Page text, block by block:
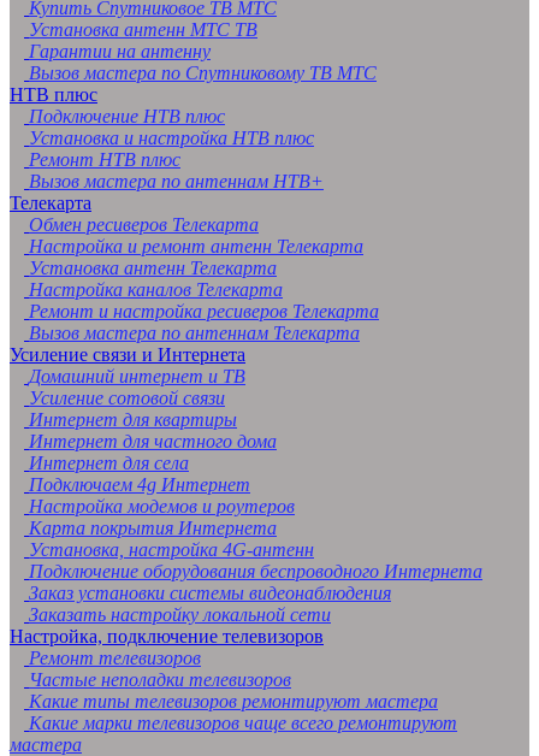
Купить Спутниковое ТВ МТС
Установка антенн МТС ТВ
Гарантии на антенну
Вызов мастера по Спутниковому ТВ МТС
НТВ плюс
Подключение НТВ плюс
Установка и настройка НТВ плюс
Ремонт НТВ плюс
Вызов мастера по антеннам НТВ+
Телекарта
Обмен ресиверов Телекарта
Настройка и ремонт антенн Телекарта
Установка антенн Телекарта
Настройка каналов Телекарта
Ремонт и настройка ресиверов Телекарта
Вызов мастера по антеннам Телекарта
Усиление связи и Интернета
Домашний интернет и ТВ
Усиление сотовой связи
Интернет для квартиры
Интернет для частного дома
Интернет для села
Подключаем 4g Интернет
Настройка модемов и роутеров
Карта покрытия Интернета
Установка, настройка 4G-антенн
Подключение оборудования беспроводного Интернета
Заказ установки системы видеонаблюдения
Заказать настройку локальной сети
Настройка, подключение телевизоров
Ремонт телевизоров
Частые неполадки телевизоров
Какие типы телевизоров ремонтируют мастера
Какие марки телевизоров чаще всего ремонтируют
мастера